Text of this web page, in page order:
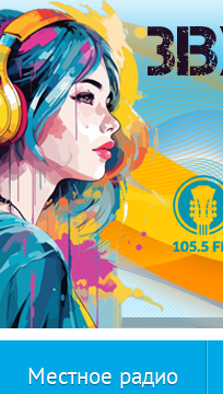
Местное радио